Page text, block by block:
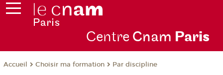
Centre Cnam Paris
Accueil Choisir ma formation Par discipline